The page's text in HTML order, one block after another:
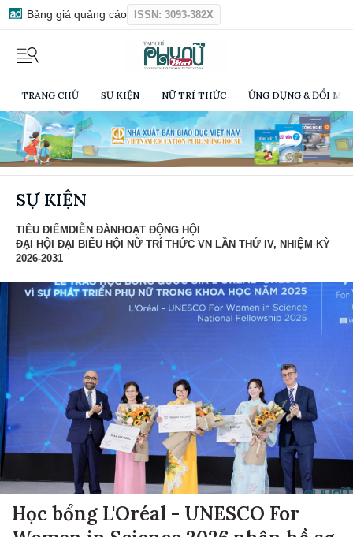
Bảng giá quảng cáo ISSN: 3093-382X
TRANG CHỦ SỰ KIỆN NỮ TRÍ THỨC ỨNG DỤNG & ĐỔI
SỰ KIỆN
TIÊU ĐIỂMDIỄN ĐÀNHOẠT ĐỘNG HỘI
ĐẠI HỘI ĐẠI BIỂU HỘI NỮ TRÍ THỨC VN LẦN THỨ IV, NHIỆM KỲ
2026-2031
Học bổng L'Oréal - UNESCO For